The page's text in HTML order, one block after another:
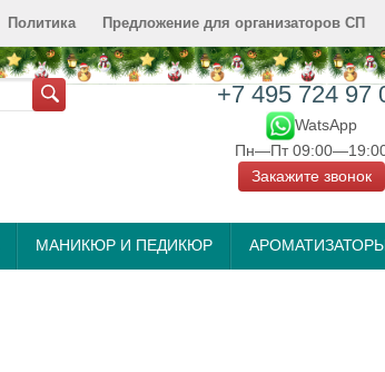
Политика Предложение для организаторов СП
+7 495 724 97
WatsApp
Пн—Пт
Закажите звонок
МАНИКЮР И ПЕДИКЮР